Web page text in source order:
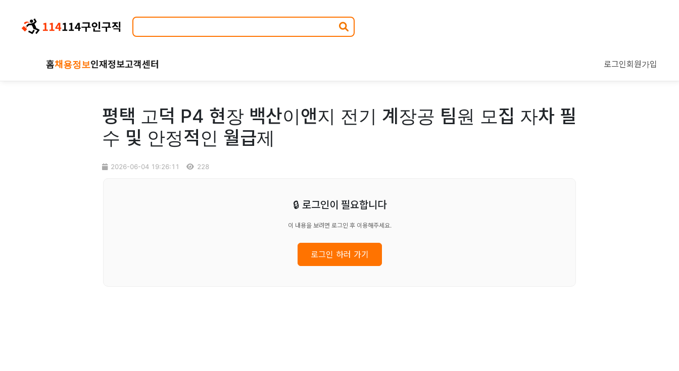
홈채용정보인재정보고객센터 로그인회원가입
평택 고덕 P4 현장 백산이앤지 전기 계장공 팀원 모집 자차 필
수 및 안정적인 월급제
2026-06-04 19:26:11 228
🔒 로그인이 필요합니다
이 내용을 보려면 로그인 후 이용해주세요.
로그인 하러 가기